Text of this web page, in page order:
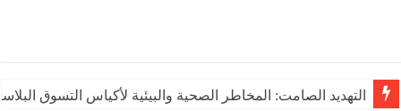
التهديد الصامت: المخاطر الصحية والبيئية لأكياس التسوق